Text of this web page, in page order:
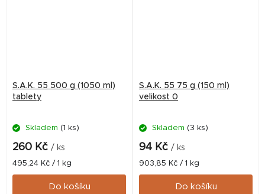
S.A.K. 55 500 g (1050 ml)
tablety
Skladem (1 ks)
260 Kč / ks
Měrná
cena:
495,24 Kč / 1 kg
Do košíku
S.A.K. 55 75 g (150 ml)
velikost 0
Skladem (3 ks)
94 Kč / ks
Měrná
cena:
903,85 Kč / 1 kg
Do košíku